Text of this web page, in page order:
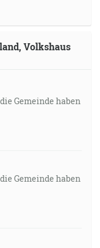
Volkshaus
Gemeinde haben
Gemeinde haben